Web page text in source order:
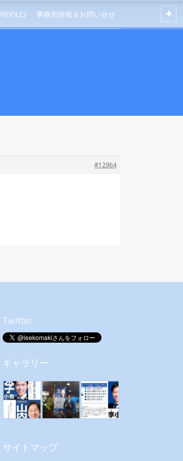
事務所情報＆お問い合せ
#12964
Twitter
ギャラリー
サイトマップ